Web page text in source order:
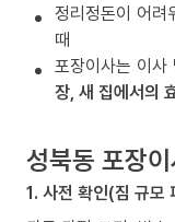
정리정돈이 어려
때
포장이사는 이사
장, 새 집에서의
성북동 포장
1. 사전 확인(짐 규모